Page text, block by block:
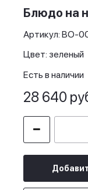
the
images
gallery
Блюдо на
Артикул: BO-
Цвет: зеленый
Есть в наличии
28 640